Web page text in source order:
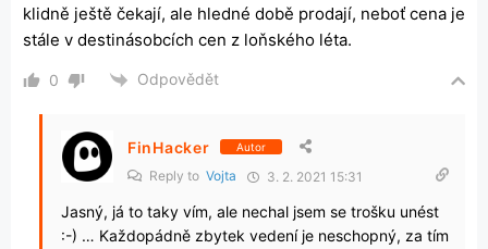
klidně ještě čekají, ale hledné době prodají, neboť cena je
stále v destinásobcích cen z loňského léta.
0 Odpovědět
FinHacker Autor
Reply to Vojta 3. 2. 2021 15:31
Jasný, já to taky vím, ale nechal jsem se trošku unést
:-) … Každopádně zbytek vedení je neschopný, za tím